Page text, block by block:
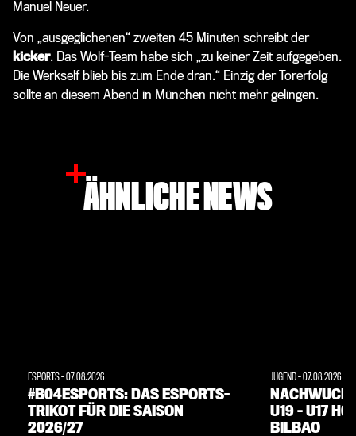
Manuel Neuer.
Von „ausgeglichenen“ zweiten 45 Minuten schreibt der
kicker. Das Wolf-Team habe sich „zu keiner Zeit aufgegeben.
Die Werkself blieb bis zum Ende dran.“ Einzig der Torerfolg
sollte an diesem Abend in München nicht mehr gelingen.
ÄHNLICHE NEWS
ESPORTS-07.08.2026
#B04ESPORTS: DAS ESPORTS-
TRIKOT FÜR DIE SAISON
2026/27
JUGEND-07.08.2026
U19 – U17
BILBAO